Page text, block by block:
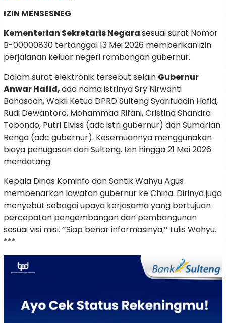
IZIN MENSESNEG
Kementerian Sekretaris Negarasesuai surat Nomor
B-00000830 tertanggal 13 Mei 2026 memberikan izin
perjalanan keluar negeri rombongan gubernur.
Dalam surat elektronik tersebut selain Gubernur
Anwar Hafid,ada nama istrinya Sry Nirwanti
Bahasoan, Wakil Ketua DPRD Sulteng Syarifuddin Hafid,
Rudi Dewantoro, Mohammad Rifani, Cristina Shandra
Tobondo, Putri Elviss (adc istri gubernur) dan Sumarlan
Renga (adc gubernur). Kesemuannya menggunakan
biaya penugasan dari Sulteng. Izin hingga 21 Mei 2026
mendatang.
Kepala Dinas Kominfo dan Santik Wahyu Agus
membenarkan lawatan gubernur ke China. Dirinya juga
menyebut sebagai upaya kerjasama yang bertujuan
percepatan pengembangan dan pembangunan
sesuai visi misi. ‘’Siap benar informasinya,’’ tulis Wahyu.
***